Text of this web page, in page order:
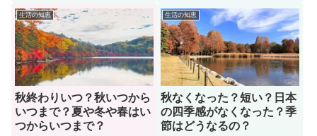
わって来ることでしょう。では、
秋の匂いの表現といえば、どんな
ものがあるでしょうか？色々な人
に意見を聞いてみた。また、秋の
香りがする花の正体や夏の匂いの
原因についても紹介します
だってあります。では、11月は
秋と冬どっちなのか？疑問を解決
していきましょう。また、「秋と
冬はいつからいつまでなのか？冬
や秋を感じるときはどんなとき
か？」などについても解説します
生活の知恵
秋終わりいつ？秋いつから
いつまで？夏や冬や春はい
つからいつまで？
生活の知恵
秋なくなった？短い？日本
の四季感がなくなった？季
節はどうなるの？